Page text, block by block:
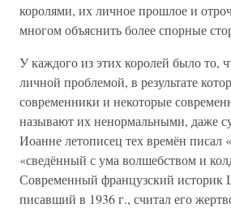
королями, их личное прошлое и
многом объяснить более спорные
У каждого из этих королей было то,
личной проблемой, в результате
современники и некоторые
называют их ненормальными, даже
Иоанне летописец тех времён
«сведённый с ума волшебством и
Современный французский
писавший в 1936 г., считал его